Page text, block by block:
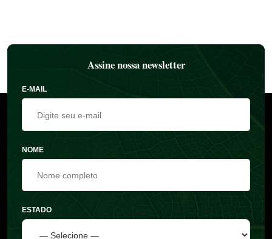
Assine nossa newsletter
E-MAIL
NOME
ESTADO